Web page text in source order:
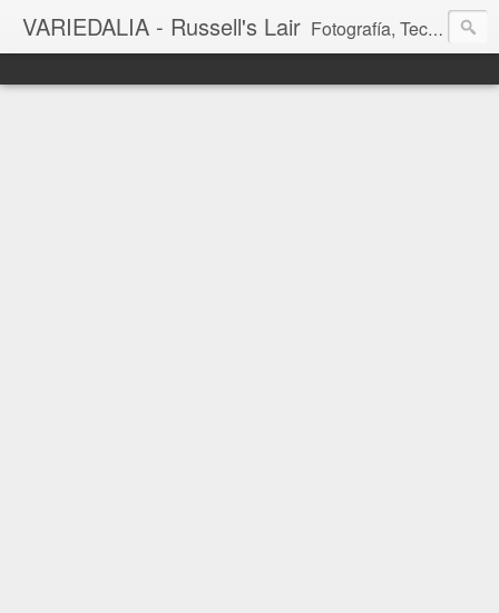
VARIEDALIA - Russell's Lair Fotografía, Tecnología, Cine y Videojuegos en un Blog Multitemática. El rinconcito del creador de FotoMuseo 3D y Left 4 SGC.